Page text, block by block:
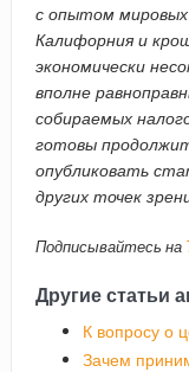
с опытом
Калифорния и
экономически
вполне
собираемых
готовы
опубликовать
других точек
Подписывайтесь на
Другие статьи
К вопросу о
Зачем